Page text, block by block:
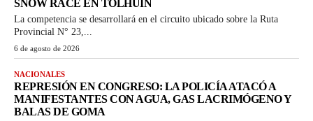
SNOW RACE EN TOLHUIN
La competencia se desarrollará en el circuito ubicado sobre la Ruta
Provincial N° 23,...
6 de agosto de 2026
NACIONALES
REPRESIÓN EN CONGRESO: LA POLICÍA ATACÓ A
MANIFESTANTES CON AGUA, GAS LACRIMÓGENO Y
BALAS DE GOMA